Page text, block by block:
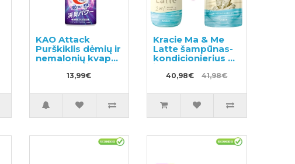
KAO Attack
Purškiklis dėmių ir
nemalonių kvapų
pašalinimui prieš
skalbimą 300ml
13,99€
Kracie Ma & Me
Latte šampūnas-
kondicionierius 2
in 1 490ml
+papildymas
40,98€ 41,98€